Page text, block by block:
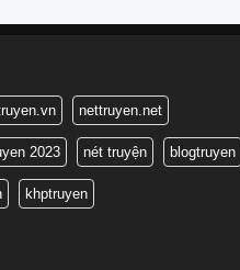
nettruyen.net
2023 nét truyện blogtruyen
khptruyen